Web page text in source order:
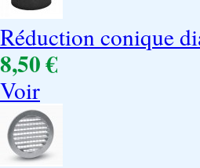
Réduction conique
8,50 €
Voir